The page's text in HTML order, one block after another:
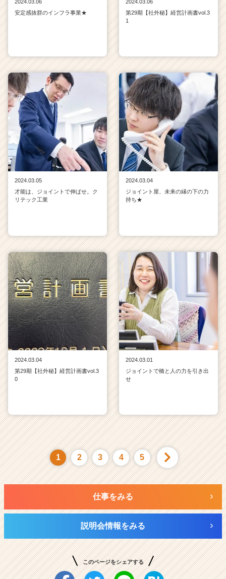
2024.03.06
安定感抜群のインフラ事業★
2024.03.06
第29期【社外秘】経営計画書vol.3
1
2024.03.05
才能は、ジョイントで伸ばせ。ク
リテック工業
2024.03.04
ジョイント屋、未来の縁の下の力
持ち★
2024.03.04
第29期【社外秘】経営計画書vol.3
0
2024.03.01
ジョイントで橋と人の力を引き出
せ
1 2 3 4 5
仕事をみる
説明会情報をみる
このページをシェアする